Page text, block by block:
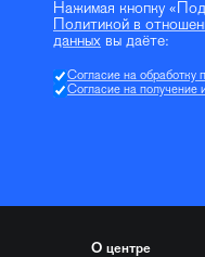
Нажимая кнопку
Политикой в
данных вы даёте:
Согласие на обработку
Согласие на получение
О центре